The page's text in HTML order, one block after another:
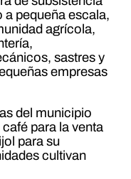
pequeña escala,
agrícola,
sastres y
empresas
del municipio
para la venta
para su
cultivan